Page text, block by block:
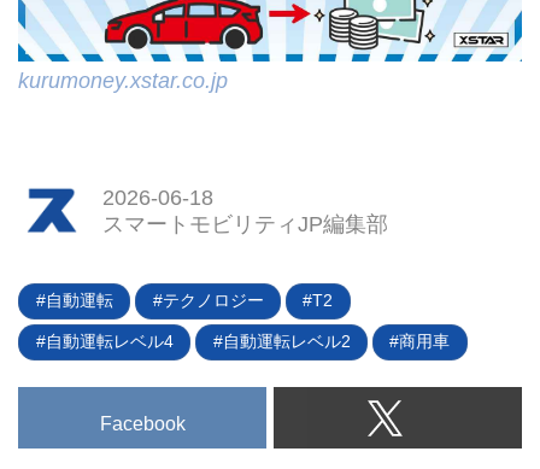
kurumoney.xstar.co.jp
2026-06-18
スマートモビリティJP編集部
自動運転 テクノロジー T2
自動運転レベル4 自動運転レベル2 商用車
Facebook